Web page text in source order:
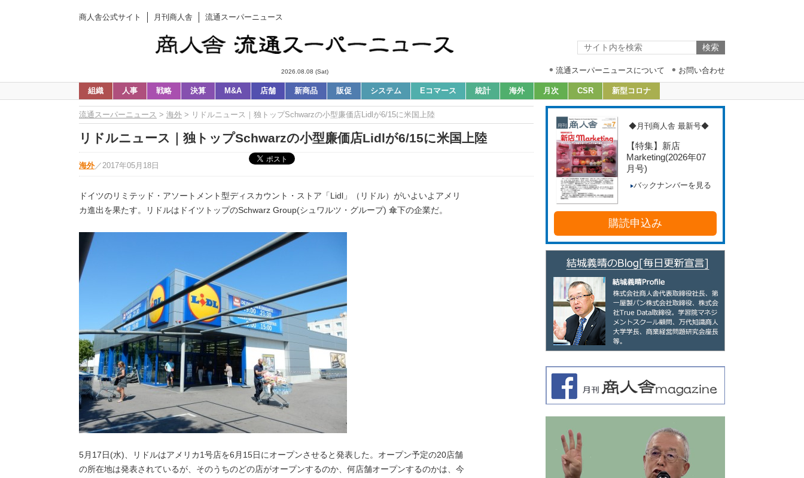
商人舎公式サイト 月刊商人舎 流通スーパーニュース
2026.08.08 (Sat) 流通スーパーニュースについて お問い合わせ
組織 人事 戦略 決算 M&A 店舗 新商品 販促 システム Eコマース 統計 海外 月次 CSR 新型コロナ
流通スーパーニュース > 海外 > リドルニュース｜独トップSchwarzの小型廉価店Lidlが6/15に米国上陸
リドルニュース｜独トップSchwarzの小型廉価店Lidlが6/15に米国上陸
海外 ／ 2017年05月18日
ドイツのリミテッド・アソートメント型ディスカウント・ストア「Lidl」（リドル）がいよいよアメリ
カ進出を果たす。リドルはドイツトップのSchwarz Group(シュワルツ・グループ) 傘下の企業だ。
5月17日(水)、リドルはアメリカ1号店を6月15日にオープンさせると発表した。オープン予定の20店舗
の所在地は発表されているが、そのうちのどの店がオープンするのか、何店舗オープンするのかは、今
◆月刊商人舎 最新号◆
【特集】新店
Marketing(2026年07
月号)
バックナンバーを見る
購読申込み